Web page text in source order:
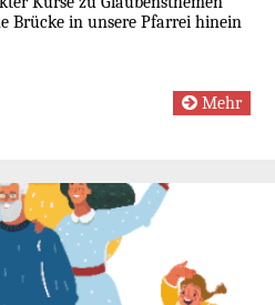
Brücke in unsere Pfarrei hinein
Mehr